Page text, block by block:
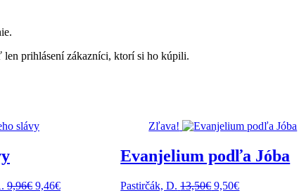
prihlásení zákazníci, ktorí si ho kúpili.
9,96€ Pôvodná
9,46€Aktuálna
Zľava!
Evanjelium podľa Jóba
Pastirčák, D. 13,50€ Pôvodná
9,50€Aktuálna